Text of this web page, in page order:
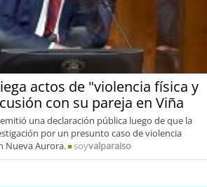
actos de "violencia física y
con su pareja en Viña
una declaración pública luego de que la
por un presunto caso de violencia
Nueva Aurora.
soyvalparaiso